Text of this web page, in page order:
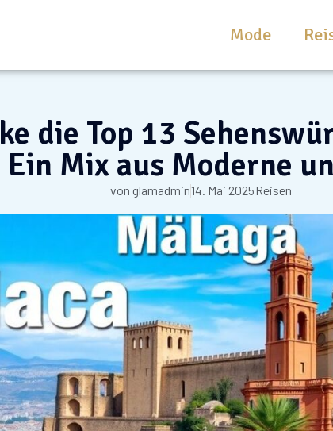
Mode
die Top 13
Mix aus Moderne
von glamadmin14. Mai 2025Reisen